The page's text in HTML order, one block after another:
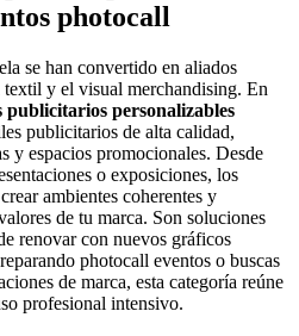
photocall
se han convertido en aliados
y el visual merchandising. En
publicitarios personalizables
publicitarios de alta calidad,
y espacios promocionales. Desde
o exposiciones, los
ambientes coherentes y
de tu marca. Son soluciones
renovar con nuevos gráficos
photocall eventos o buscas
de marca, esta categoría reúne
profesional intensivo.